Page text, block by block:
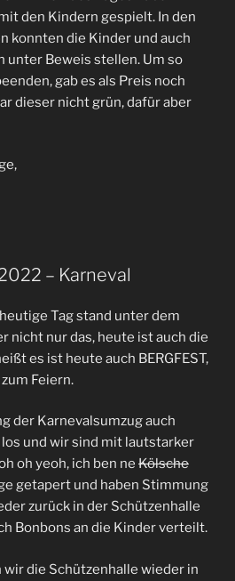
den Kindern gespielt. In den
konnten die Kinder und auch
unter Beweis stellen. Um so
gab es als Preis noch
dieser nicht grün, dafür aber
– Karneval
Tag stand unter dem
nicht nur das, heute ist auch die
es ist heute auch BERGFEST,
Feiern.
der Karnevalsumzug auch
los und wir sind mit lautstarker
oh yeoh, ich ben ne Kölsche
getapert und haben Stimmung
zurück in der Schützenhalle
Bonbons an die Kinder verteilt.
wir die Schützenhalle wieder in